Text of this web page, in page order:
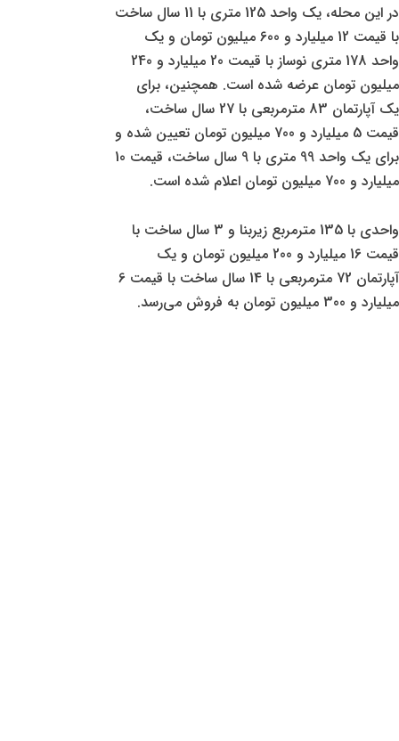
در این محله، یک واحد 125 متری با 11 سال ساخت
با قیمت 12 میلیارد و 600 میلیون تومان و یک
واحد 178 متری نوساز با قیمت 20 میلیارد و 240
میلیون تومان عرضه شده است. همچنین، برای
یک آپارتمان 83 مترمربعی با 27 سال ساخت،
قیمت 5 میلیارد و 700 میلیون تومان تعیین شده و
برای یک واحد 99 متری با 9 سال ساخت، قیمت 10
میلیارد و 700 میلیون تومان اعلام شده است.
واحدی با 135 مترمربع زیربنا و 3 سال ساخت با
قیمت 16 میلیارد و 200 میلیون تومان و یک
آپارتمان 72 مترمربعی با 14 سال ساخت با قیمت 6
میلیارد و 300 میلیون تومان به فروش می‌رسد.